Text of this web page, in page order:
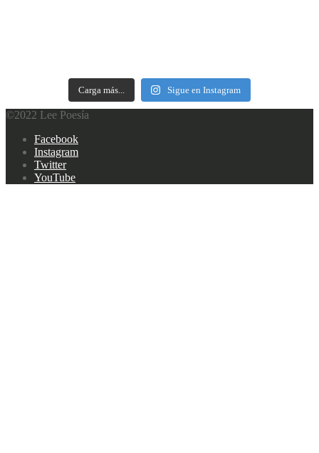
Carga más... Sigue en Instagram
©2022 Lee Poesía
Footer
navigation
Facebook
Instagram
Twitter
YouTube